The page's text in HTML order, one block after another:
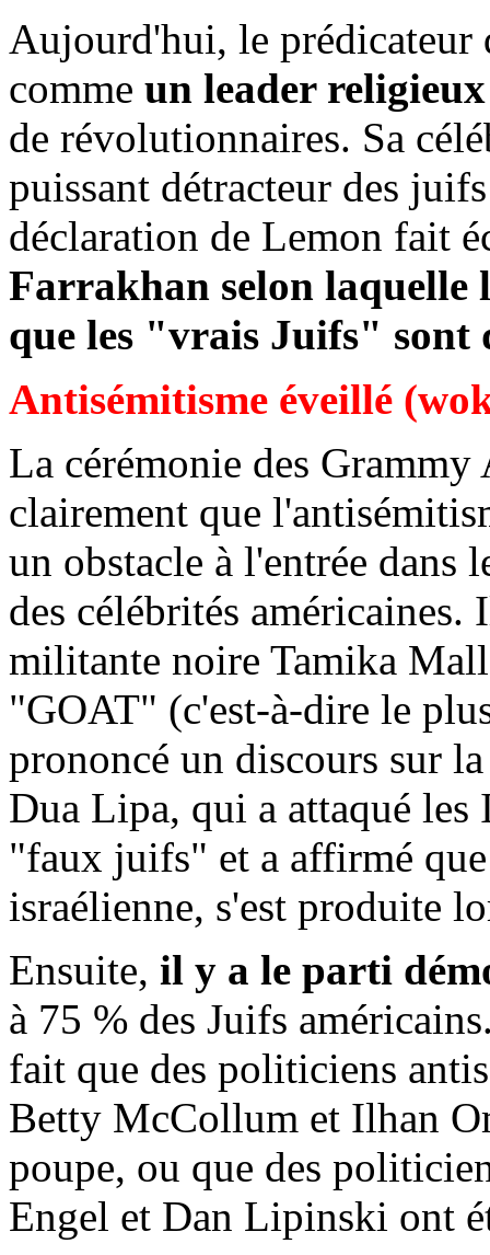
Aujourd'hui, le prédicateur
comme un leader
de révolutionnaires. Sa
puissant détracteur des
déclaration de Lemon fait
Farrakhan selon
que les "vrais Juifs" sont
Antisémitisme éveillé
La cérémonie des
clairement que
un obstacle à l'entrée dans
des célébrités
militante noire Tamika
"GOAT" (c'est-à-dire le
prononcé un discours sur
Dua Lipa, qui a attaqué
"faux juifs" et a affirmé
israélienne, s'est produite
Ensuite, il y a le parti
à 75 % des Juifs
fait que des politiciens
Betty McCollum et Ilhan
poupe, ou que des
Engel et Dan Lipinski ont